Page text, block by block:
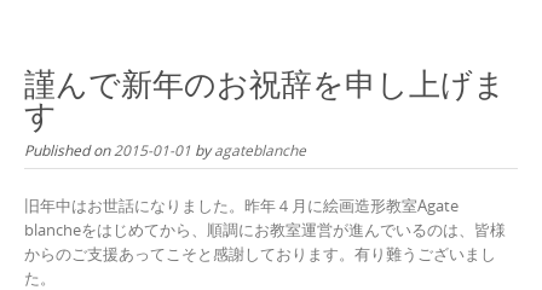
content
謹んで新年のお祝辞を申し上げま
す
Published on2015-01-01 byagateblanche
旧年中はお世話になりました。昨年４月に絵画造形教室Agate
blancheをはじめてから、順調にお教室運営が進んでいるのは、皆様
からのご支援あってこそと感謝しております。有り難うございまし
た。